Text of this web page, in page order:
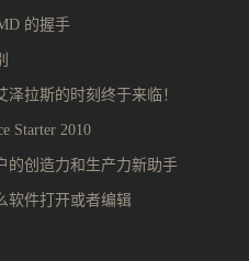
的握手
泽拉斯的时刻终于来临！
Starter 2010
的创造力和生产力新助手
软件打开或者编辑